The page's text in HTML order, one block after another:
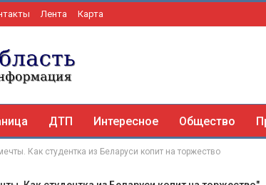
Лента Карта
ДТП Интересное Общество
Как студентка из Беларуси копит на торжество